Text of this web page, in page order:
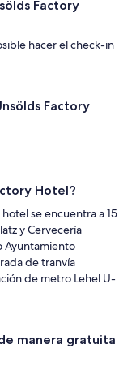
Factory
hacer el check-in
Factory
Hotel?
se encuentra a 15
y Cervecería
Ayuntamiento
de tranvía
de metro Lehel U-
manera gratuita